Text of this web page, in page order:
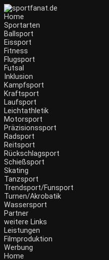
Home
Sportarten
Ballsport
Eissport
Fitness
Flugsport
Futsal
Inklusion
Kampfsport
Kraftsport
Laufsport
Leichtathletik
Motorsport
Präzisionssport
Radsport
Reitsport
Rückschlagsport
Schießsport
Skating
Tanzsport
Trendsport/Funsport
Turnen/Akrobatik
Wassersport
Partner
weitere Links
Leistungen
Filmproduktion
Werbung
Home